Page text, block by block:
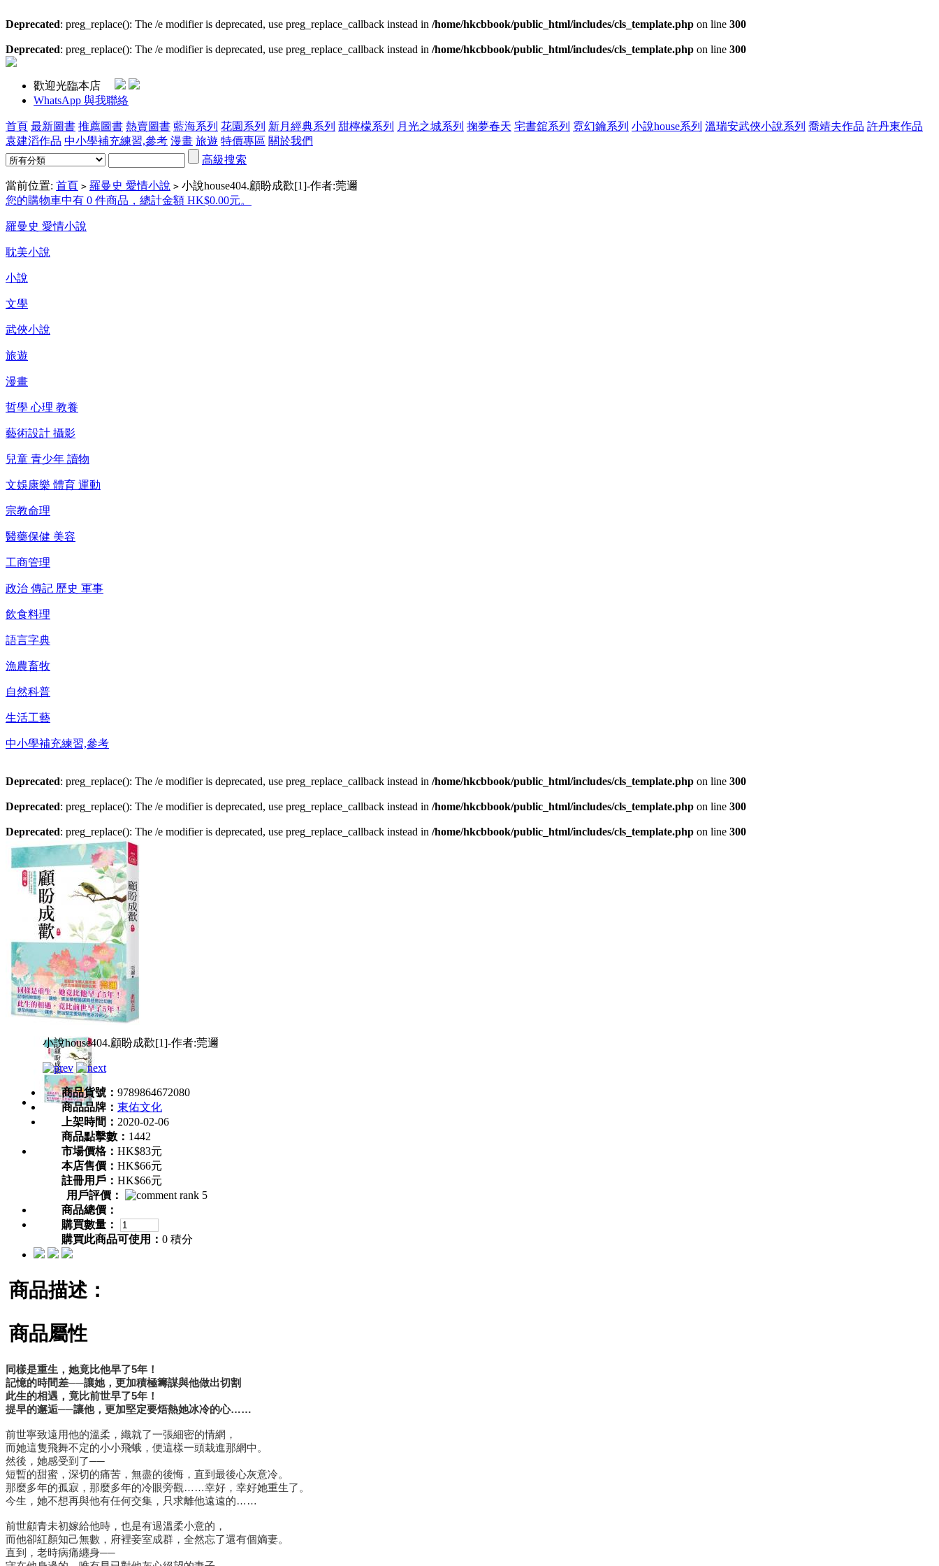
Deprecated: preg_replace(): The /e modifier is deprecated, use preg_replace_callback instead in /home/hkcbbook/public_html/includes/cls_template.php on line 300
Deprecated: preg_replace(): The /e modifier is deprecated, use preg_replace_callback instead in /home/hkcbbook/public_html/includes/cls_template.php on line 300
歡迎光臨本店
WhatsApp 與我聯絡
首頁 最新圖書 推薦圖書 熱賣圖書 藍海系列 花園系列 新月經典系列 甜檸檬系列 月光之城系列 掬夢春天 宅書舘系列 霓幻鑰系列 小說house系列 溫瑞安武俠小說系列 喬靖夫作品 許丹東作品
袁建滔作品 中小學補充練習,參考 漫畫 旅遊 特價專區 關於我們
高級搜索
當前位置: 首頁 > 羅曼史 愛情小說 > 小說house404.顧盼成歡[1]-作者:莞邇
您的購物車中有 0 件商品，總計金額 HK$0.00元。
羅曼史 愛情小說
耽美小說
小說
文學
武俠小說
旅遊
漫畫
哲學 心理 教養
藝術設計 攝影
兒童 青少年 讀物
文娛康樂 體育 運動
宗教命理
醫藥保健 美容
工商管理
政治 傳記 歷史 軍事
飲食料理
語言字典
漁農畜牧
自然科普
生活工藝
中小學補充練習,參考
Deprecated: preg_replace(): The /e modifier is deprecated, use preg_replace_callback instead in /home/hkcbbook/public_html/includes/cls_template.php on line 300
Deprecated: preg_replace(): The /e modifier is deprecated, use preg_replace_callback instead in /home/hkcbbook/public_html/includes/cls_template.php on line 300
Deprecated: preg_replace(): The /e modifier is deprecated, use preg_replace_callback instead in /home/hkcbbook/public_html/includes/cls_template.php on line 300
小說house404.顧盼成歡[1]-作者:莞邇
商品貨號： 9789864672080
商品品牌： 東佑文化
上架時間： 2020-02-06
商品點擊數： 1442
市場價格： HK$83元
本店售價： HK$66元
註冊用戶： HK$66元
用戶評價：
商品總價：
購買數量：
購買此商品可使用： 0 積分
商品描述：
商品屬性
同樣是重生，她竟比他早了5年！
記憶的時間差──讓她，更加積極籌謀與他做出切割
此生的相遇，竟比前世早了5年！
提早的邂逅──讓他，更加堅定要焐熱她冰冷的心……
前世寧致遠用他的溫柔，織就了一張細密的情網，
而她這隻飛舞不定的小小飛蛾，便這樣一頭栽進那網中。
然後，她感受到了──
短暫的甜蜜，深切的痛苦，無盡的後悔，直到最後心灰意冷。
那麼多年的孤寂，那麼多年的冷眼旁觀……幸好，幸好她重生了。
今生，她不想再與他有任何交集，只求離他遠遠的……
前世顧青未初嫁給他時，也是有過溫柔小意的，
而他卻紅顏知己無數，府裡妾室成群，全然忘了還有個嫡妻。
直到，老時病痛纏身──